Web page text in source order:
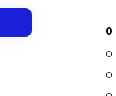
0
0
0